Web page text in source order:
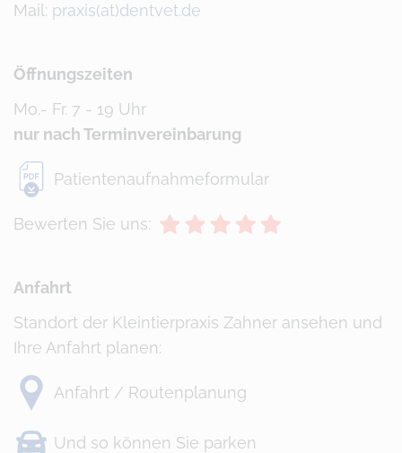
Mail: praxis(at)dentvet.de
Öffnungszeiten
Mo.- Fr. 7 - 19 Uhr
nur nach Terminvereinbarung
Patientenaufnahmeformular
Bewerten Sie uns:
Anfahrt
Standort der Kleintierpraxis Zahner ansehen und
Ihre Anfahrt planen:
Anfahrt / Routenplanung
Und so können Sie parken